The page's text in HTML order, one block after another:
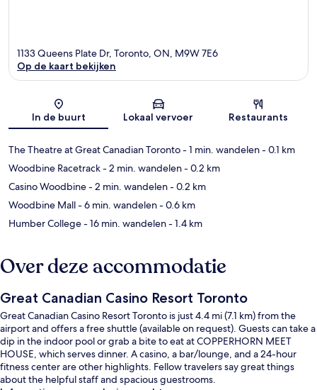
Kaart
1133 Queens Plate Dr, Toronto, ON, M9W 7E6
Op de kaart bekijken
In de buurt Lokaal vervoer Restaurants
The Theatre at Great Canadian Toronto- 1 min. wandelen- 0.1 km
Woodbine Racetrack- 2 min. wandelen- 0.2 km
Casino Woodbine- 2 min. wandelen- 0.2 km
Woodbine Mall- 6 min. wandelen- 0.6 km
Humber College- 16 min. wandelen- 1.4 km
Over deze accommodatie
Great Canadian Casino Resort Toronto
Great Canadian Casino Resort Toronto is just 4.4 mi (7.1 km) from the
airport and offers a free shuttle (available on request). Guests can take a
dip in the indoor pool or grab a bite to eat at COPPERHORN MEET
HOUSE, which serves dinner. A casino, a bar/lounge, and a 24-hour
fitness center are other highlights. Fellow travelers say great things
about the helpful staff and spacious guestrooms.